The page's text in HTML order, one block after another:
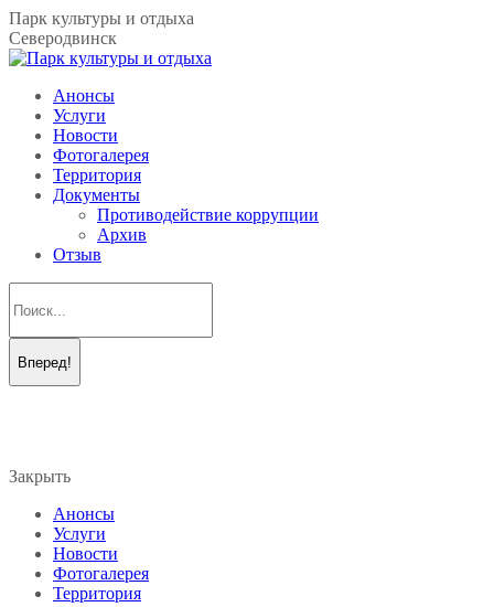
Перейти
к
содержанию
Парк культуры и отдыха
Северодвинск
Анонсы
Услуги
Новости
Фотогалерея
Территория
Документы
Противодействие коррупции
Архив
Отзыв
new
new
Закрыть
Анонсы
Услуги
Новости
Фотогалерея
Территория